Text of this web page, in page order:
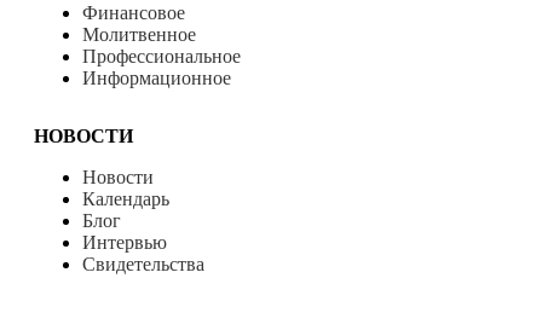
Финансовое
Молитвенное
Профессиональное
Информационное
НОВОСТИ
Новости
Календарь
Блог
Интервью
Свидетельства